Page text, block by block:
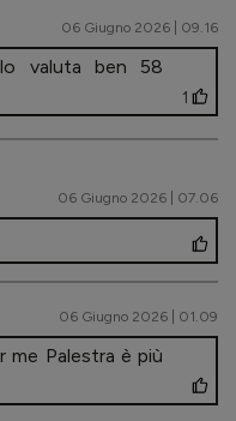
06 Giugno 2026 | 09.16
valuta ben 58
1
06 Giugno 2026 | 07.06
06 Giugno 2026 | 01.09
me Palestra è più